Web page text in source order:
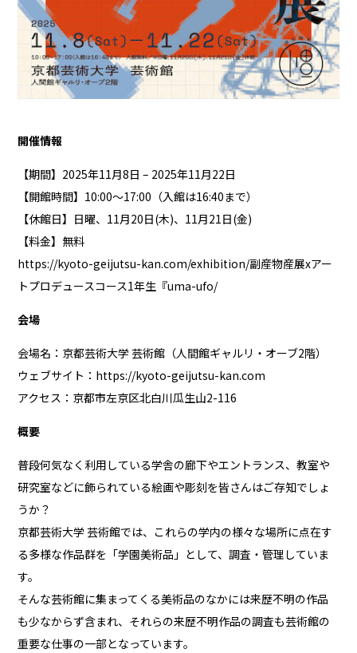
開催情報
【期間】2025年11月8日 – 2025年11月22日
【開館時間】10:00〜17:00（入館は16:40まで）
【休館日】日曜、11月20日(木)、11月21日(金)
【料金】無料
https://kyoto-geijutsu-kan.com/exhibition/副産物産展xアー
トプロデュースコース1年生『uma-ufo/
会場
会場名：京都芸術大学 芸術館（人間館ギャルリ・オーブ2階）
ウェブサイト： https://kyoto-geijutsu-kan.com
アクセス：京都市左京区北白川瓜生山2-116
概要
普段何気なく利用している学舎の廊下やエントランス、教室や
研究室などに飾られている絵画や彫刻を皆さんはご存知でしょ
うか？
京都芸術大学 芸術館では、これらの学内の様々な場所に点在す
る多様な作品群を「学園美術品」として、調査・管理していま
す。
そんな芸術館に集まってくる美術品のなかには来歴不明の作品
も少なからず含まれ、それらの来歴不明作品の調査も芸術館の
重要な仕事の一部となっています。